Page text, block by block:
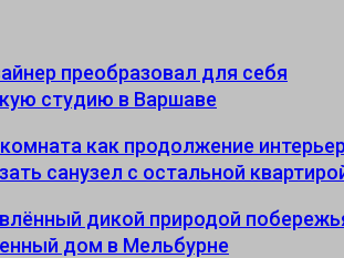
преобразовал для себя
студию в Варшаве
как продолжение
санузел с остальной
дикой природой
дом в Мельбурне